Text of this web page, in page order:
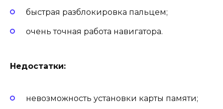
быстрая разблокировка пальцем;
очень точная работа навигатора.
Недостатки:
невозможность установки карты памяти;